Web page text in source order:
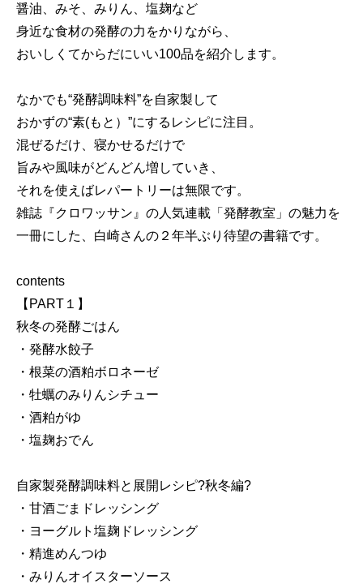
醤油、みそ、みりん、塩麹など
身近な食材の発酵の力をかりながら、
おいしくてからだにいい100品を紹介します。
なかでも“発酵調味料”を自家製して
おかずの“素(もと）”にするレシピに注目。
混ぜるだけ、寝かせるだけで
旨みや風味がどんどん増していき、
それを使えばレパートリーは無限です。
雑誌『クロワッサン』の人気連載「発酵教室」の魅力を
一冊にした、白崎さんの２年半ぶり待望の書籍です。
contents
【PART１】
秋冬の発酵ごはん
・発酵水餃子
・根菜の酒粕ボロネーゼ
・牡蠣のみりんシチュー
・酒粕がゆ
・塩麹おでん
自家製発酵調味料と展開レシピ?秋冬編?
・甘酒ごまドレッシング
・ヨーグルト塩麹ドレッシング
・精進めんつゆ
・みりんオイスターソース